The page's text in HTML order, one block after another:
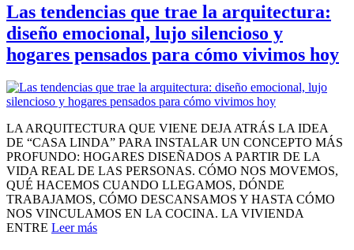
Las tendencias que trae la arquitectura:
diseño emocional, lujo silencioso y
hogares pensados para cómo vivimos hoy
LA ARQUITECTURA QUE VIENE DEJA ATRÁS LA IDEA
DE “CASA LINDA” PARA INSTALAR UN CONCEPTO MÁS
PROFUNDO: HOGARES DISEÑADOS A PARTIR DE LA
VIDA REAL DE LAS PERSONAS. CÓMO NOS MOVEMOS,
QUÉ HACEMOS CUANDO LLEGAMOS, DÓNDE
TRABAJAMOS, CÓMO DESCANSAMOS Y HASTA CÓMO
NOS VINCULAMOS EN LA COCINA. LA VIVIENDA
ENTRE Leer más